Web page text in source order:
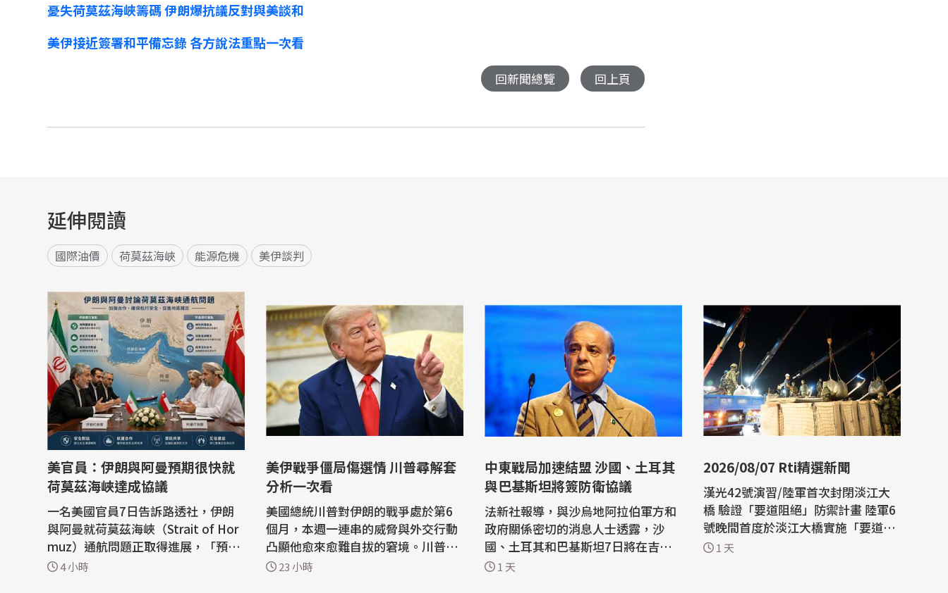
憂失荷莫茲海峽籌碼 伊朗爆抗議反對與美談和
美伊接近簽署和平備忘錄 各方說法重點一次看
回新聞總覽 回上頁
延伸閱讀
國際油價 荷莫茲海峽 能源危機 美伊談判
美官員：伊朗與阿曼預期很快就
荷莫茲海峽達成協議
一名美國官員7日告訴路透社，伊朗
與阿曼就荷莫茲海峽（Strait of Hor
muz）通航問題正取得進展，「預期
很快就會達成協議」。 這名官員表
4 小時
美伊戰爭僵局傷選情 川普尋解套
分析一次看
美國總統川普對伊朗的戰爭處於第6
個月，本週一連串的威脅與外交行動
凸顯他愈來愈難自拔的窘境。川普一
開始聲稱這場衝突只會持續數週，現
23 小時
中東戰局加速結盟 沙國、土耳其
與巴基斯坦將簽防衛協議
法新社報導，與沙烏地阿拉伯軍方和
政府關係密切的消息人士透露，沙
國、土耳其和巴基斯坦7日將在吉達
簽署一項聯合防衛協議。 在美國與伊
1 天
2026/08/07 Rti精選新聞
漢光42號演習/陸軍首次封閉淡江大
橋 驗證「要道阻絕」防禦計畫 陸軍6
號晚間首度於淡江大橋實施「要道阻
絕」操演，由工兵部隊在4小時內部
1 天